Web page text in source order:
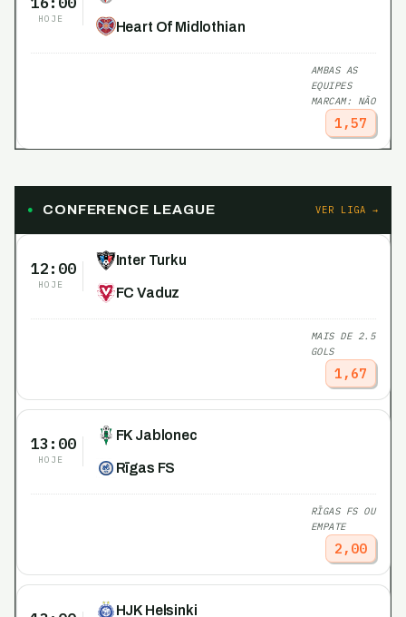
HOJE
Heart Of Midlothian
AMBAS AS
EQUIPES
MARCAM: NÃO
1,57
CONFERENCE LEAGUE VER LIGA →
12:00
HOJE
Inter Turku
FC Vaduz
MAIS DE 2.5
GOLS
1,67
13:00
HOJE
FK Jablonec
Rīgas FS
RĪGAS FS OU
EMPATE
2,00
HJK Helsinki